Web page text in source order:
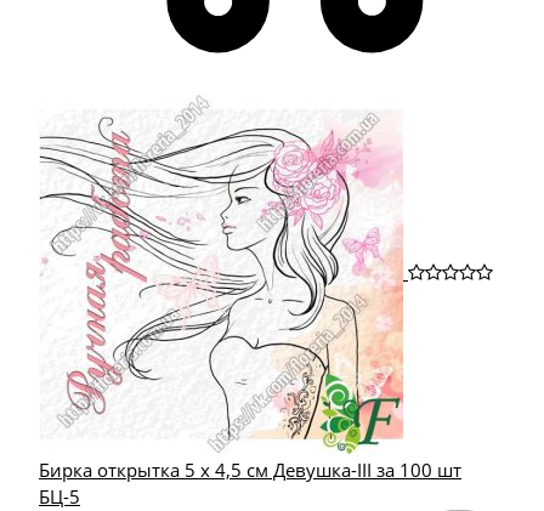
Бирка открытка 5 х 4,5 см Девушка-III за 100 шт
БЦ-5